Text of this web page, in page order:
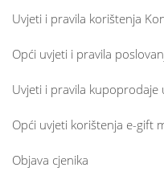
Uvjeti i pravila korištenja
Opći uvjeti i pravila
Uvjeti i pravila
Opći uvjeti korištenja e-gift
Objava cjenika